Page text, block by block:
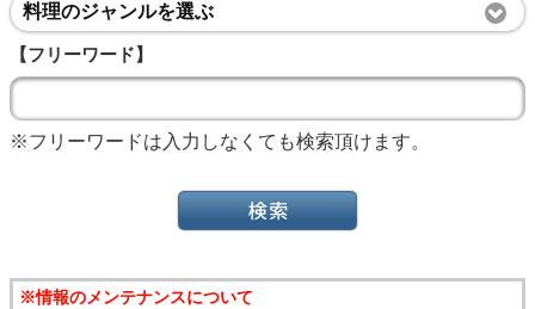
料理のジャンルを選ぶ
【フリーワード】
※フリーワードは入力しなくても検索頂けます。
※情報のメンテナンスについて